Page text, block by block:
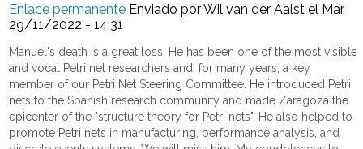
Enlace permanente Enviado porWil van der Aalst el Mar,
29/11/2022 - 14:31
Manuel's death is a great loss. He has been one of the most visible
and vocal Petri net researchers and, for many years, a key
member of our Petri Net Steering Committee. He introduced Petri
nets to the Spanish research community and made Zaragoza the
epicenter of the "structure theory for Petri nets". He also helped to
promote Petri nets in manufacturing, performance analysis, and